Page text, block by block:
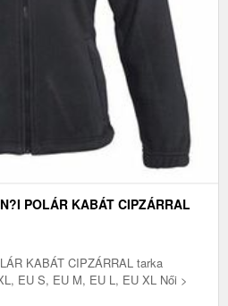
POLÁR KABÁT CIPZÁRRAL
KABÁT CIPZÁRRAL tarka
EU S, EU M, EU L, EU XL Női >